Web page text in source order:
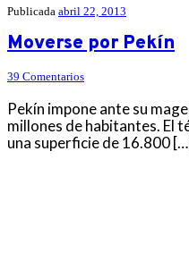
Publicada abril 22, 2013
Moverse por Pekín
39 Comentarios
Pekín impone ante su
millones de habitantes. El
una superficie de 16.800